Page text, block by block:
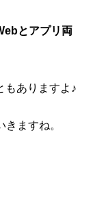
とアプリ両
もありますよ♪
ますね。